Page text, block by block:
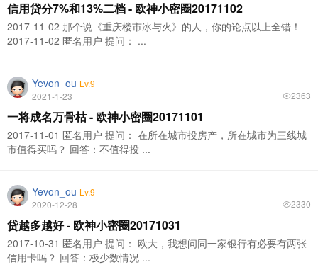
信用贷分7%和13%二档 - 欧神小密圈20171102
2017-11-02 那个说《重庆楼市冰与火》的人，你的论点以上全错！
2017-11-02 匿名用户 提问： ...
Yevon_ou Lv.9
2021-1-23
2363
一将成名万骨枯 - 欧神小密圈20171101
2017-11-01 匿名用户 提问： 在所在城市投房产，所在城市为三线城
市值得买吗？ 回答：不值得投 ...
Yevon_ou Lv.9
2020-12-28
2330
贷越多越好 - 欧神小密圈20171031
2017-10-31 匿名用户 提问： 欧大，我想问同一家银行有必要有两张
信用卡吗？ 回答：极少数情况 ...